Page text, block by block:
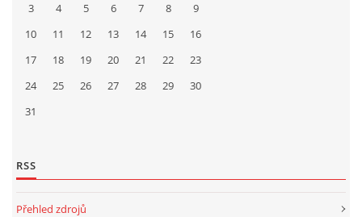
3
4 5 6 7 8
9
10
11 12 13 14 15
16
17
18 19 20 21 22
23
24
25 26 27 28 29
30
31
RSS
Přehled zdrojů